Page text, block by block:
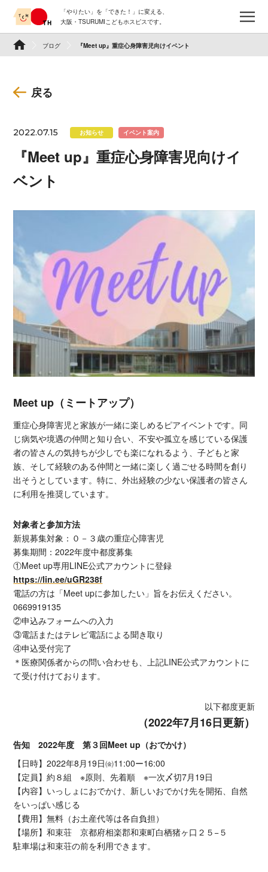
content
「やりたい」を「できた！」に変える、
大阪・TSURUMIこどもホスピスです。
TSURUMI こどもホスピス
ブログ 『Meet up』重症心身障害児向けイベント
戻る
2022.07.15 お知らせ イベント案内
『Meet up』重症心身障害児向けイ
ベント
Meet up（ミートアップ）
重症心身障害児と家族が一緒に楽しめるピアイベントです。同
じ病気や境遇の仲間と知り合い、不安や孤立を感じている保護
者の皆さんの気持ちが少しでも楽になれるよう、子どもと家
族、そして経験のある仲間と一緒に楽しく過ごせる時間を創り
出そうとしています。特に、外出経験の少ない保護者の皆さん
に利用を推奨しています。
対象者と参加方法
新規募集対象：０－３歳の重症心障害児
募集期間：2022年度中都度募集
①Meet up専用LINE公式アカウントに登録
https://lin.ee/uGR238f
電話の方は「Meet upに参加したい」旨をお伝えください。
0669919135
②申込みフォームへの入力
③電話またはテレビ電話による聞き取り
④申込受付完了
＊医療関係者からの問い合わせも、上記LINE公式アカウントに
て受け付けております。
以下都度更新
（2022年7月16日更新）
告知 2022年度 第３回Meet up（おでかけ）
【日時】2022年8月19日㈮11:00ー16:00
【定員】約８組 ※原則、先着順 ※一次〆切7月19日
【内容】いっしょにおでかけ、新しいおでかけ先を開拓、自然
をいっぱい感じる
【費用】無料（お土産代等は各自負担）
【場所】和束荘 京都府相楽郡和束町白栖猪ヶ口２５−５
駐車場は和束荘の前を利用できます。